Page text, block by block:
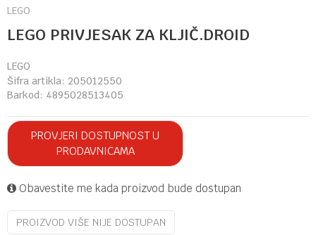
LEGO
LEGO PRIVJESAK ZA KLJIČ.DROID
LEGO
Šifra artikla: 205012550
Barkod: 4895028513405
PROVJERI DOSTUPNOST U
PRODAVNICAMA
Obavestite me kada proizvod bude dostupan
PROIZVOD VIŠE NIJE DOSTUPAN